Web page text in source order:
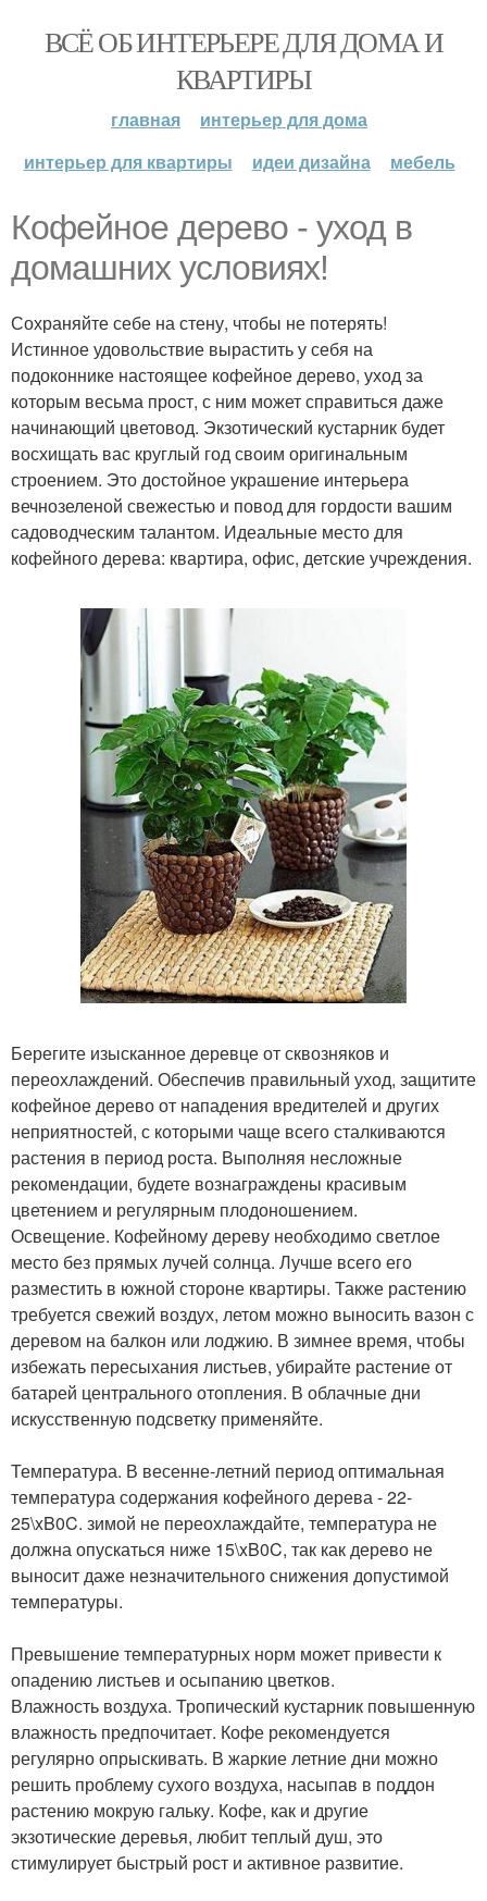
ВСЁ ОБ ИНТЕРЬЕРЕ ДЛЯ ДОМА И
КВАРТИРЫ
главная
интерьер для дома
интерьер для квартиры
идеи дизайна мебель
Кофейное дерево - уход в
домашних условиях!
Сохраняйте себе на стену, чтобы не потерять!
Истинное удовольствие вырастить у себя на
подоконнике настоящее кофейное дерево, уход за
которым весьма прост, с ним может справиться даже
начинающий цветовод. Экзотический кустарник будет
восхищать вас круглый год своим оригинальным
строением. Это достойное украшение интерьера
вечнозеленой свежестью и повод для гордости вашим
садоводческим талантом. Идеальные место для
кофейного дерева: квартира, офис, детские учреждения.
Берегите изысканное деревце от сквозняков и
переохлаждений. Обеспечив правильный уход, защитите
кофейное дерево от нападения вредителей и других
неприятностей, с которыми чаще всего сталкиваются
растения в период роста. Выполняя несложные
рекомендации, будете вознаграждены красивым
цветением и регулярным плодоношением.
Освещение. Кофейному дереву необходимо светлое
место без прямых лучей солнца. Лучше всего его
разместить в южной стороне квартиры. Также растению
требуется свежий воздух, летом можно выносить вазон с
деревом на балкон или лоджию. В зимнее время, чтобы
избежать пересыхания листьев, убирайте растение от
батарей центрального отопления. В облачные дни
искусственную подсветку применяйте.
Температура. В весенне-летний период оптимальная
температура содержания кофейного дерева - 22-
25\xB0C. зимой не переохлаждайте, температура не
должна опускаться ниже 15\xB0C, так как дерево не
выносит даже незначительного снижения допустимой
температуры.
Превышение температурных норм может привести к
опадению листьев и осыпанию цветков.
Влажность воздуха. Тропический кустарник повышенную
влажность предпочитает. Кофе рекомендуется
регулярно опрыскивать. В жаркие летние дни можно
решить проблему сухого воздуха, насыпав в поддон
растению мокрую гальку. Кофе, как и другие
экзотические деревья, любит теплый душ, это
стимулирует быстрый рост и активное развитие.